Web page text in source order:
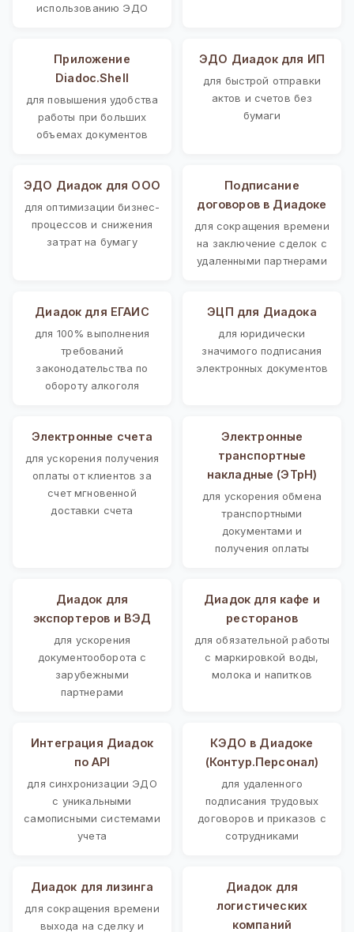
использованию ЭДО
Приложение
Diadoc.Shell
для повышения удобства
работы при больших
объемах документов
ЭДО Диадок для ИП
для быстрой отправки
актов и счетов без
бумаги
ЭДО Диадок для ООО
для оптимизации бизнес-
процессов и снижения
затрат на бумагу
Подписание
договоров в Диадоке
для сокращения времени
на заключение сделок с
удаленными партнерами
Диадок для ЕГАИС
для 100% выполнения
требований
законодательства по
обороту алкоголя
ЭЦП для Диадока
для юридически
значимого подписания
электронных документов
Электронные счета
для ускорения получения
оплаты от клиентов за
счет мгновенной
доставки счета
Электронные
транспортные
накладные (ЭТрН)
для ускорения обмена
транспортными
документами и
получения оплаты
Диадок для
экспортеров и ВЭД
для ускорения
документооборота с
зарубежными
партнерами
Диадок для кафе и
ресторанов
для обязательной работы
с маркировкой воды,
молока и напитков
Интеграция Диадок
по API
для синхронизации ЭДО
с уникальными
самописными системами
учета
КЭДО в Диадоке
(Контур.Персонал)
для удаленного
подписания трудовых
договоров и приказов с
сотрудниками
Диадок для лизинга
для сокращения времени
выхода на сделку и
Диадок для
логистических
компаний